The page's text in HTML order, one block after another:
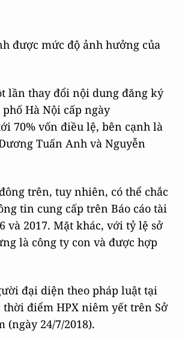
được mức độ ảnh hưởng của
lần thay đổi nội dung đăng ký
Hà Nội cấp ngày
70% vốn điều lệ, bên cạnh là
Tuấn Anh và Nguyễn
trên, tuy nhiên, có thể chắc
tin cung cấp trên Báo cáo tài
và 2017. Mặt khác, với tỷ lệ sở
là công ty con và được hợp
đại diện theo pháp luật tại
điểm HPX niêm yết trên Sở
(ngày 24/7/2018).